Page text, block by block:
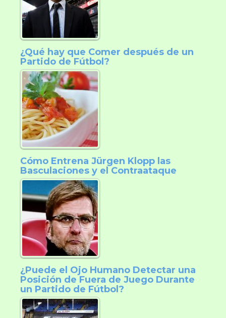
¿Qué hay que Comer después de un
Partido de Fútbol?
Cómo Entrena Jürgen Klopp las
Basculaciones y el Contraataque
¿Puede el Ojo Humano Detectar una
Posición de Fuera de Juego Durante
un Partido de Fútbol?